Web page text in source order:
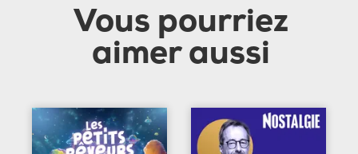
Vous pourriez
aimer aussi